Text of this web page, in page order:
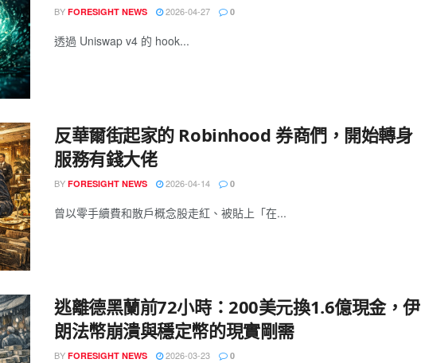
BY FORESIGHT NEWS 2026-04-27 0
透過 Uniswap v4 的 hook...
反華爾街起家的 Robinhood 券商們，開始轉身
服務有錢大佬
BY FORESIGHT NEWS 2026-04-14 0
曾以零手續費和散戶概念股走紅、被貼上「在...
逃離德黑蘭前72小時：200美元換1.6億現金，伊
朗法幣崩潰與穩定幣的現實剛需
BY FORESIGHT NEWS 2026-03-23 0